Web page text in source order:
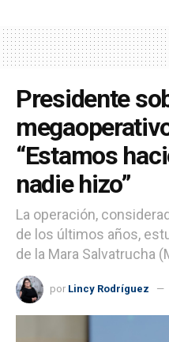
Presidente
“Estamos
nadie hizo”
La operación,
de los últimos años,
de la Mara Salvatrucha
por Lincy Rodríguez